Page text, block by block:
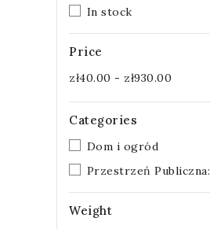
In stock
Price
zł40.00 - zł930.00
Categories
Dom i ogród
Przestrzeń Publiczna:
Weight